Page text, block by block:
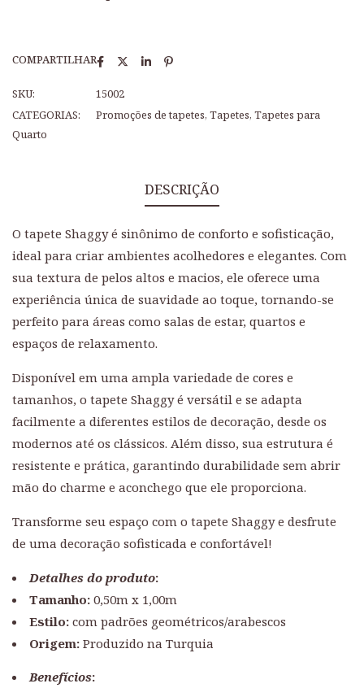
COMPARTILHAR
SKU:
15002
CATEGORIAS:
Promoções de tapetes, Tapetes, Tapetes para
Quarto
DESCRIÇÃO
O tapete Shaggy é sinônimo de conforto e sofisticação,
ideal para criar ambientes acolhedores e elegantes. Com
sua textura de pelos altos e macios, ele oferece uma
experiência única de suavidade ao toque, tornando-se
perfeito para áreas como salas de estar, quartos e
espaços de relaxamento.
Disponível em uma ampla variedade de cores e
tamanhos, o tapete Shaggy é versátil e se adapta
facilmente a diferentes estilos de decoração, desde os
modernos até os clássicos. Além disso, sua estrutura é
resistente e prática, garantindo durabilidade sem abrir
mão do charme e aconchego que ele proporciona.
Transforme seu espaço com o tapete Shaggy e desfrute
de uma decoração sofisticada e confortável!
Detalhes do produto:
Tamanho: 0,50m x 1,00m
Estilo: com padrões geométricos/arabescos
Origem: Produzido na Turquia
Benefícios: